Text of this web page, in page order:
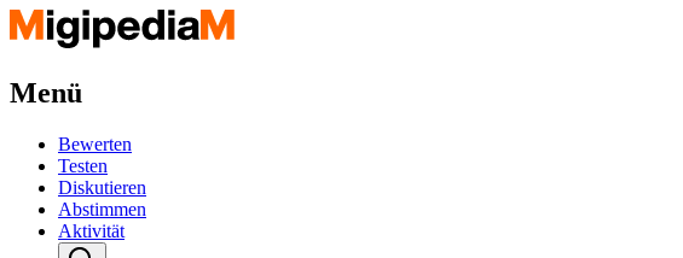
Menü
Bewerten
Testen
Diskutieren
Abstimmen
Aktivität